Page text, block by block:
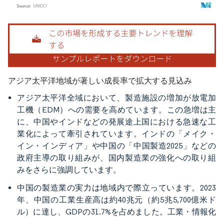
画像 © Mordor Intelligence。再利用にはCC BY 4.0の表示が必要です。
アジア太平洋地域が著しい成長率で拡大する見込み
アジア太平洋全域において、製造施設の増加が放電加
工機（EDM）への需要を高めています。この急増は主
に、中国やインドなどの発展途上国における急速な工
業化によって牽引されています。インドの「メイク・
イン・インディア」や中国の「中国製造2025」などの
政府主導の取り組みが、国内製造業の強化への取り組
みをさらに強調しています。
中国の製造業の実力は地域内で際立っています。2023
年、中国の工業生産高は約40兆元（約5兆5,700億米ド
ル）に達し、GDPの31.7%を占めました。工業・情報化